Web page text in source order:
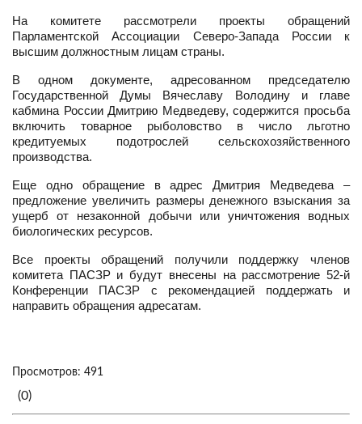
На комитете рассмотрели проекты обращений
Парламентской Ассоциации Северо-Запада России к
высшим должностным лицам страны.
В одном документе, адресованном председателю
Государственной Думы Вячеславу Володину и главе
кабмина России Дмитрию Медведеву, содержится просьба
включить товарное рыболовство в число льготно
кредитуемых подотрослей сельскохозяйственного
производства.
Еще одно обращение в адрес Дмитрия Медведева –
предложение увеличить размеры денежного взыскания за
ущерб от незаконной добычи или уничтожения водных
биологических ресурсов.
Все проекты обращений получили поддержку членов
комитета ПАСЗР и будут внесены на рассмотрение 52-й
Конференции ПАСЗР с рекомендацией поддержать и
направить обращения адресатам.
Просмотров: 491
(0)